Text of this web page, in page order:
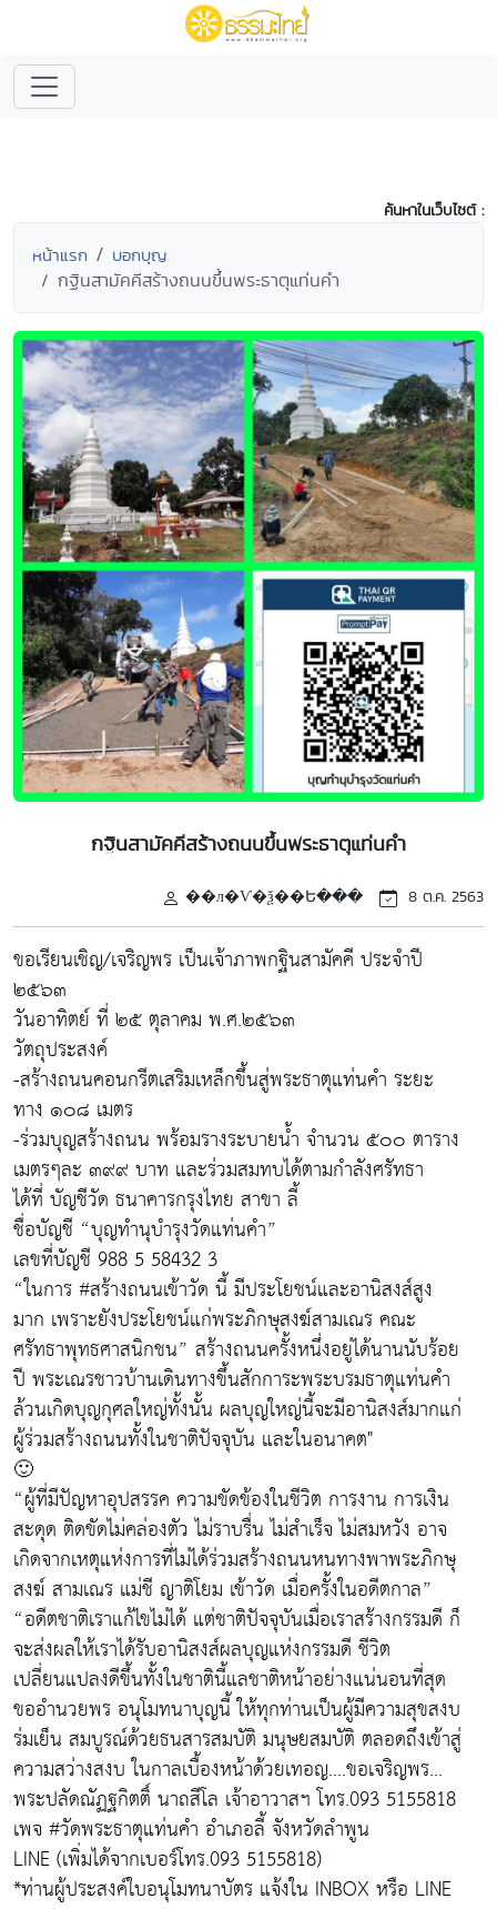
ค้นหาในเว็บไซต์ :
หน้าแรก บอกบุญ
กฐินสามัคคีสร้างถนนขึ้นพระธาตุแท่นคำ
กฐินสามัคคีสร้างถนนขึ้นพระธาตุแท่นคำ
��л�Ѵ�ѯ��Ե��� 8 ต.ค. 2563
ขอเรียนเชิญ/เจริญพร เป็นเจ้าภาพกฐินสามัคคี ประจำปี
๒๕๖๓
วันอาทิตย์ ที่ ๒๕ ตุลาคม พ.ศ.๒๕๖๓
วัตถุประสงค์
-สร้างถนนคอนกรีตเสริมเหล็กขึ้นสู่พระธาตุแท่นคำ ระยะ
ทาง ๑๐๘ เมตร
-ร่วมบุญสร้างถนน พร้อมรางระบายน้ำ จำนวน ๕๐๐ ตาราง
เมตรๆละ ๓๙๙ บาท และร่วมสมทบได้ตามกำลังศรัทธา
ได้ที่ บัญชีวัด ธนาคารกรุงไทย สาขา ลี้
ชื่อบัญชี “บุญทำนุบำรุงวัดแท่นคำ”
เลขที่บัญชี 988 5 58432 3
“ในการ #สร้างถนนเข้าวัด นี้ มีประโยชน์และอานิสงส์สูง
มาก เพราะยังประโยชน์แก่พระภิกษุสงฆ์สามเณร คณะ
ศรัทธาพุทธศาสนิกชน” สร้างถนนครั้งหนึ่งอยู่ได้นานนับร้อย
ปี พระเณรชาวบ้านเดินทางขึ้นสักการะพระบรมธาตุแท่นคำ
ล้วนเกิดบุญกุศลใหญ่ทั้งนั้น ผลบุญใหญ่นี้จะมีอานิสงส์มากแก่
ผู้ร่วมสร้างถนนทั้งในชาติปัจจุบัน และในอนาคต"
🙂
“ผู้ที่มีปัญหาอุปสรรค ความขัดข้องในชีวิต การงาน การเงิน
สะดุด ติดขัดไม่คล่องตัว ไม่ราบรื่น ไม่สำเร็จ ไม่สมหวัง อาจ
เกิดจากเหตุแห่งการที่ไม่ได้ร่วมสร้างถนนหนทางพาพระภิกษุ
สงฆ์ สามเณร แม่ชี ญาติโยม เข้าวัด เมื่อครั้งในอดีตกาล”
“อดีตชาติเราแก้ไขไม่ได้ แต่ชาติปัจจุบันเมื่อเราสร้างกรรมดี ก็
จะส่งผลให้เราได้รับอานิสงส์ผลบุญแห่งกรรมดี ชีวิต
เปลี่ยนแปลงดีขึ้นทั้งในชาตินี้แลชาติหน้าอย่างแน่นอนที่สุด
ขออำนวยพร อนุโมทนาบุญนี้ ให้ทุกท่านเป็นผู้มีความสุขสงบ
ร่มเย็น สมบูรณ์ด้วยธนสารสมบัติ มนุษยสมบัติ ตลอดถึงเข้าสู่
ความสว่างสงบ ในกาลเบื้องหน้าด้วยเทอญ....ขอเจริญพร...
พระปลัดณัฏฐกิตติ์ นาถสีโล เจ้าอาวาสฯ โทร.093 5155818
เพจ #วัดพระธาตุแท่นคำ อำเภอลี้ จังหวัดลำพูน
LINE (เพิ่มได้จากเบอร์โทร.093 5155818)
*ท่านผู้ประสงค์ใบอนุโมทนาบัตร แจ้งใน INBOX หรือ LINE